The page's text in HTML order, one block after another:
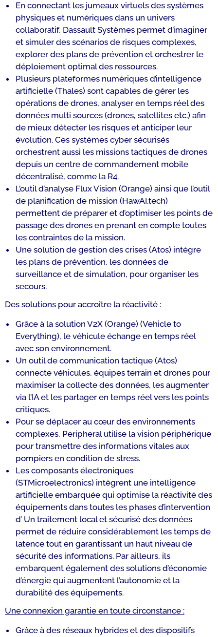
En connectant les jumeaux virtuels des systèmes
physiques et numériques dans un univers
collaboratif, Dassault Systèmes permet d’imaginer
et simuler des scénarios de risques complexes,
explorer des plans de prévention et orchestrer le
déploiement optimal des ressources.
Plusieurs plateformes numériques d’intelligence
artificielle (Thales) sont capables de gérer les
opérations de drones, analyser en temps réel des
données multi sources (drones, satellites etc.) afin
de mieux détecter les risques et anticiper leur
évolution. Ces systèmes cyber sécurisés
orchestrent aussi les missions tactiques de drones
depuis un centre de commandement mobile
décentralisé, comme la R4.
L’outil d’analyse Flux Vision (Orange) ainsi que l’outil
de planification de mission (HawAI.tech)
permettent de préparer et d’optimiser les points de
passage des drones en prenant en compte toutes
les contraintes de la mission.
Une solution de gestion des crises (Atos) intègre
les plans de prévention, les données de
surveillance et de simulation, pour organiser les
secours.
Des solutions pour accroître la réactivité :
Grâce à la solution V2X (Orange) (Vehicle to
Everything), le véhicule échange en temps réel
avec son environnement.
Un outil de communication tactique (Atos)
connecte véhicules, équipes terrain et drones pour
maximiser la collecte des données, les augmenter
via l’IA et les partager en temps réel vers les points
critiques.
Pour se déplacer au cœur des environnements
complexes, Peripheral utilise la vision périphérique
pour transmettre des informations vitales aux
pompiers en condition de stress.
Les composants électroniques
(STMicroelectronics) intègrent une intelligence
artificielle embarquée qui optimise la réactivité des
équipements dans toutes les phases d’intervention
d’ Un traitement local et sécurisé des données
permet de réduire considérablement les temps de
latence tout en garantissant un haut niveau de
sécurité des informations. Par ailleurs, ils
embarquent également des solutions d’économie
d’énergie qui augmentent l’autonomie et la
durabilité des équipements.
Une connexion garantie en toute circonstance :
Grâce à des réseaux hybrides et des dispositifs